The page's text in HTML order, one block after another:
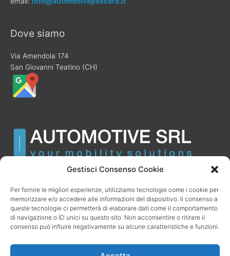
Gestisci Consenso Cookie
Per fornire le migliori esperienze, utilizziamo tecnologie come i cookie per
memorizzare e/o accedere alle informazioni del dispositivo. Il consenso a
queste tecnologie ci permetterà di elaborare dati come il comportamento
di navigazione o ID unici su questo sito. Non acconsentire o ritirare il
consenso può influire negativamente su alcune caratteristiche e funzioni.
Dove siamo
Via Amendola 174
San Giovanni Teatino (CH)